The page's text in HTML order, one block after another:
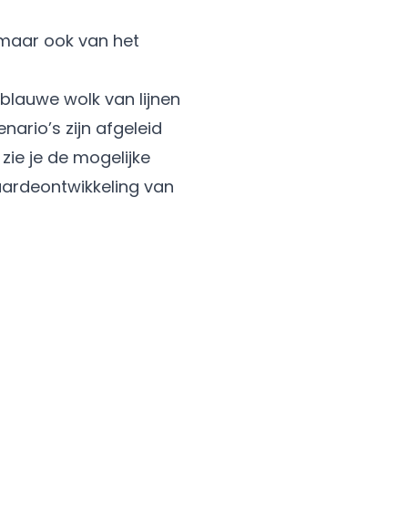
ook van het
wolk van lijnen
zijn afgeleid
je de mogelijke
van